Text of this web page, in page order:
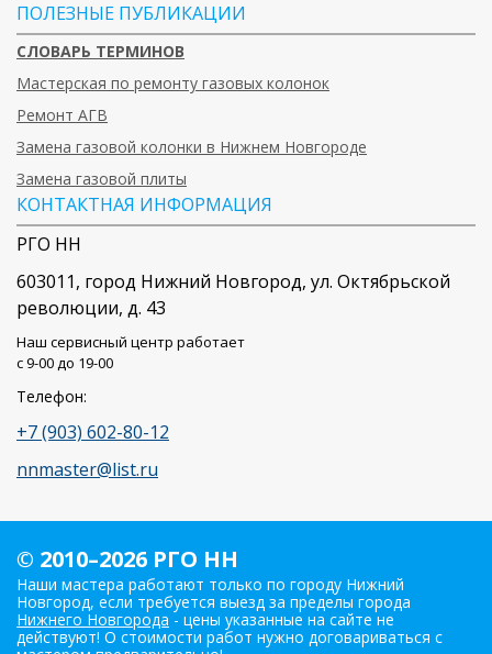
ПОЛЕЗНЫЕ ПУБЛИКАЦИИ
СЛОВАРЬ ТЕРМИНОВ
Мастерская по ремонту газовых колонок
Ремонт АГВ
Замена газовой колонки в Нижнем Новгороде
Замена газовой плиты
КОНТАКТНАЯ ИНФОРМАЦИЯ
РГО НН
603011, город Нижний Новгород, ул. Октябрьской
революции, д. 43
Наш сервисный центр работает
c 9-00 до 19-00
Телефон:
+7 (903) 602-80-12
nnmaster@list.ru
© 2010–2026 РГО НН
Наши мастера работают только по городу Нижний
Новгород, если требуется выезд за пределы города
Нижнего Новгорода - цены указанные на сайте не
действуют! О стоимости работ нужно договариваться с